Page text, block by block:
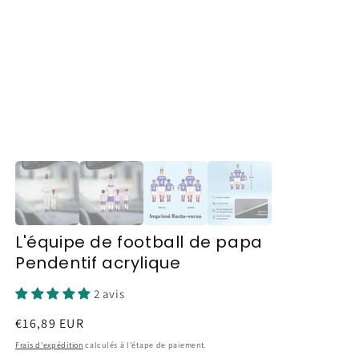
L'équipe de football de papa
Pendentif acrylique
2 avis
Prix
habituel
€16,89 EUR
Frais d'expédition calculés à l'étape de paiement.